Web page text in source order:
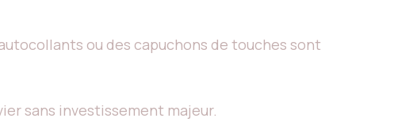
ou des capuchons de touches sont
sans investissement majeur.